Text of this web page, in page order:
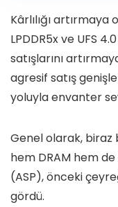
Kârlılığı artırmaya
LPDDR5x ve UFS
satışlarını
agresif satış
yoluyla envanter
Genel olarak,
hem DRAM hem de
(ASP), önceki
gördü.